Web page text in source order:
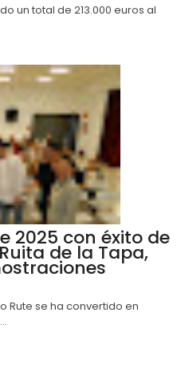
un total de 213.000 euros al
2025 con éxito de
de la Tapa,
Rute se ha convertido en